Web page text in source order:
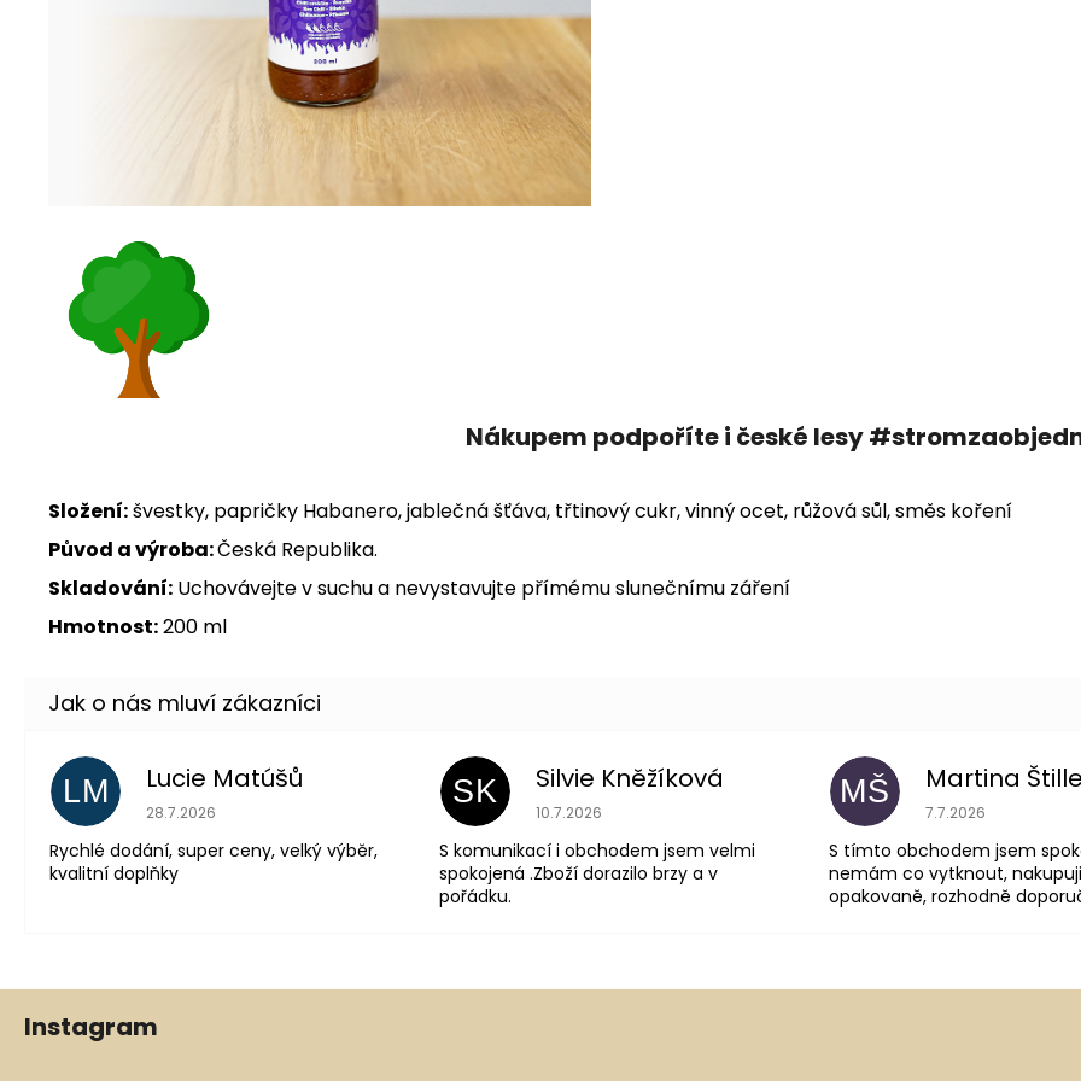
Nákupem podpoříte i české lesy
Složení:švestky, papričky Habanero, jablečná šťáva, třtinový cukr, vinný ocet, růžová sůl, směs koření
Původ a výroba:Česká Republika.
Skladování: Uchovávejte v suchu a nevystavujte přímému slunečnímu záření
Hmotnost:200 ml
LM Lucie Matúšů
Hodnocení obchodu je 5 z 5 hvězdiček.
28.7.2026
Rychlé dodání, super ceny, velký výběr,
kvalitní doplňky
SK Silvie Kněžíková
Hodnocení obchodu je 5 z 5 hvězdiček.
10.7.2026
S komunikací i obchodem jsem velmi
spokojená .Zboží dorazilo brzy a v
pořádku.
MŠ Martina
Hodnocení
7.7.2026
S tímto obchodem jsem
nemám co vytknout,
opakovaně, rozhodně
Z
Instagram